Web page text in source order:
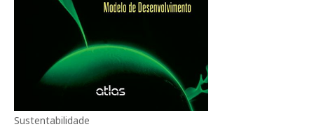
Sustentabilidade